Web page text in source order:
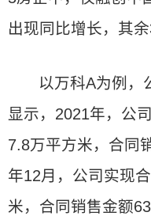
出现同比增长，其
以万科A为例，
显示，2021年，公
7.8万平方米，合同
年12月，公司实现
米，合同销售金额